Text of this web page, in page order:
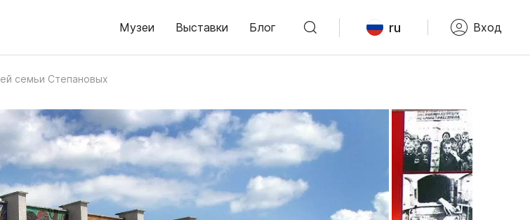
Музеи Выставки Блог ru Вход
семьи Степановых